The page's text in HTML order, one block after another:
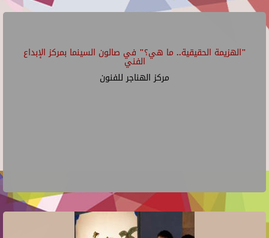
"الهزيمة الحقيقية.. ما هي؟" في صالون السينما بمركز الإبداع
الفني
مركز الهناجر للفنون